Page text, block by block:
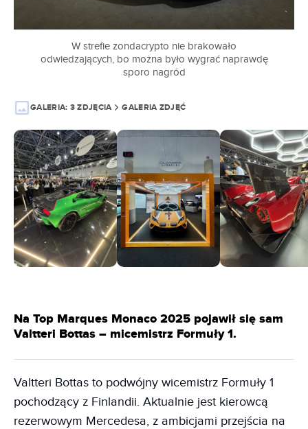
W strefie zondacrypto nie brakowało
odwiedzających, bo można było wygrać naprawdę
sporo nagród
GALERIA: 3 ZDJĘCIA GALERIA ZDJĘĆ
Na Top Marques Monaco 2025 pojawił się sam
Valtteri Bottas – micemistrz Formuły 1.
Valtteri Bottas to podwójny wicemistrz Formuły 1
pochodzący z Finlandii. Aktualnie jest kierowcą
rezerwowym Mercedesa, z ambicjami przejścia na